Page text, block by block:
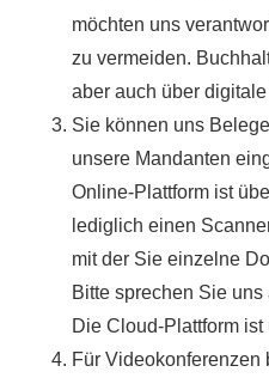
möchten uns
zu vermeiden.
aber auch über
Sie können uns
unsere Mandanten
Online-Plattform ist
lediglich einen
mit der Sie einzelne
Bitte sprechen Sie
Die Cloud-Plattform ist
Für Videokonferenzen